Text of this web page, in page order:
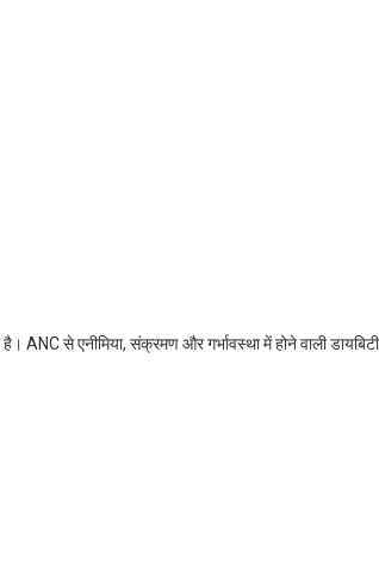
ANC से एनीमिया, संक्रमण और गर्भावस्था में होने वाली